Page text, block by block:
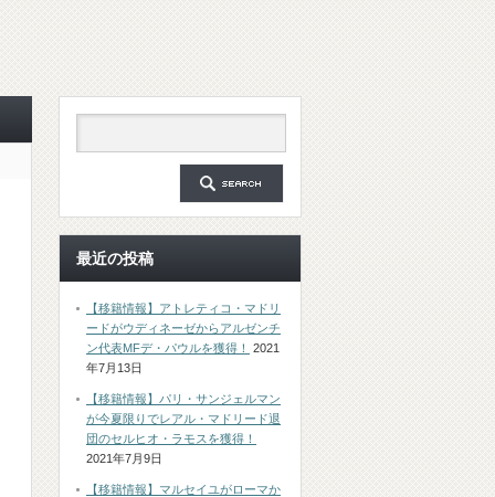
最近の投稿
【移籍情報】アトレティコ・マドリ
ードがウディネーゼからアルゼンチ
ン代表MFデ・パウルを獲得！
2021
年7月13日
【移籍情報】パリ・サンジェルマン
が今夏限りでレアル・マドリード退
団のセルヒオ・ラモスを獲得！
2021年7月9日
【移籍情報】マルセイユがローマか